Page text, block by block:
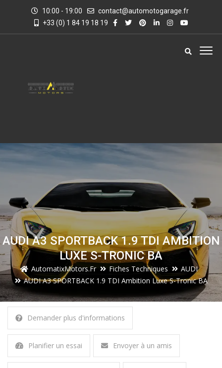
10:00 - 19:00
contact@automotogarage.fr
+33 (0) 1 84 19 18 19
AUDI A3 SPORTBACK 1.9 TDI AMBITION
LUXE S-TRONIC BA
AutomatixMotors.fr Fiches Techniques
AUDI
AUDI A3 SPORTBACK 1.9 TDI Ambition Luxe S-Tronic BA
Demander plus d'informations
Planifier un essai Envoyer à un amis